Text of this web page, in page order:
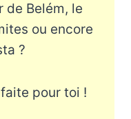
de Belém, le
ou encore
?
pour toi !